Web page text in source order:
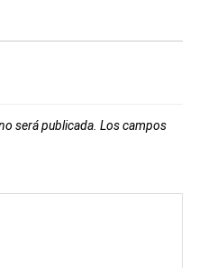
será publicada. Los campos